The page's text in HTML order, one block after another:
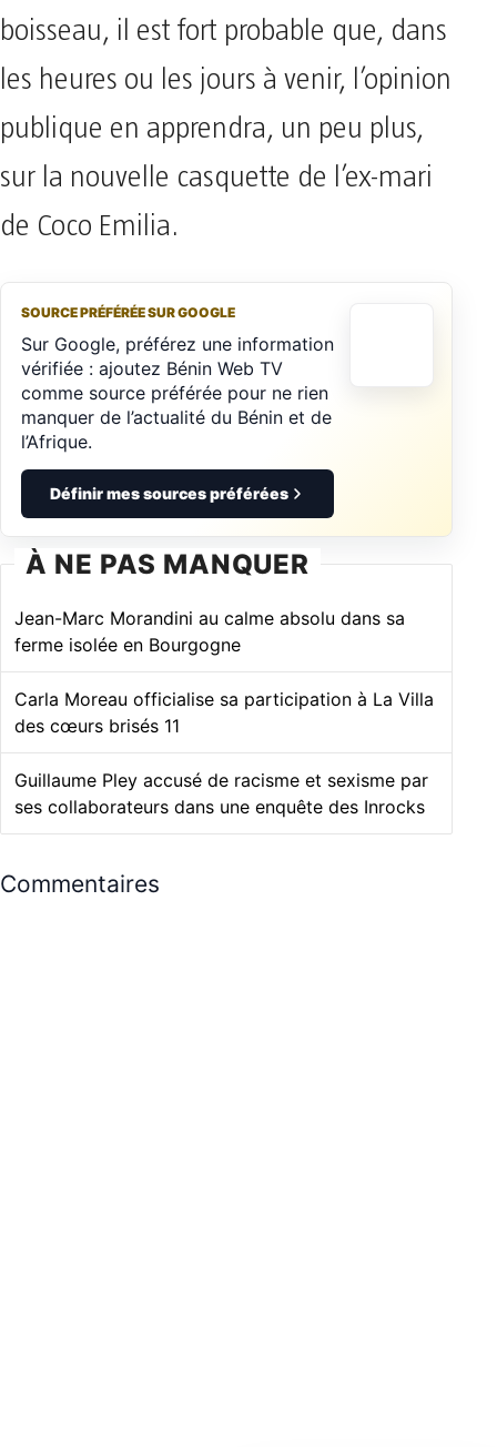
boisseau, il est fort probable que, dans
les heures ou les jours à venir, l’opinion
publique en apprendra, un peu plus,
sur la nouvelle casquette de l’ex-mari
de Coco Emilia.
SOURCE PRÉFÉRÉE SUR GOOGLE
Sur Google, préférez une information
vérifiée : ajoutez Bénin Web TV
comme source préférée pour ne rien
manquer de l’actualité du Bénin et de
l’Afrique.
Définir mes sources préférées
À NE PAS MANQUER
Jean-Marc Morandini au calme absolu dans sa
ferme isolée en Bourgogne
Carla Moreau officialise sa participation à La Villa
des cœurs brisés 11
Guillaume Pley accusé de racisme et sexisme par
ses collaborateurs dans une enquête des Inrocks
Commentaires